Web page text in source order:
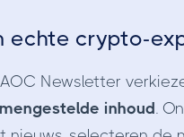
echte crypto-
Newsletter
inhoud .